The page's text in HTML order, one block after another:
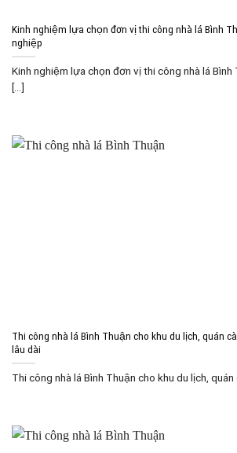
Kinh nghiệm lựa chọn đơn vị thi công nhà lá Bình
nghiệp
Kinh nghiệm lựa chọn đơn vị thi công nhà lá Bình
[...]
Thi công nhà lá Bình Thuận cho khu du lịch, quán
lâu dài
Thi công nhà lá Bình Thuận cho khu du lịch,